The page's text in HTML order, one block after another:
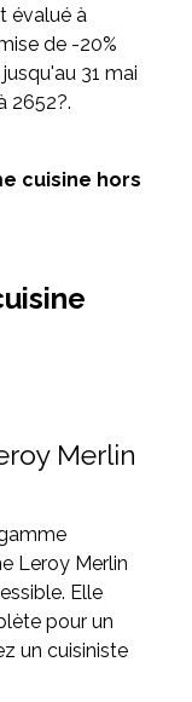
évalué à
de -20%
31 mai
2652?.
cuisine hors
Merlin
Leroy Merlin
Elle
pour un
un cuisiniste